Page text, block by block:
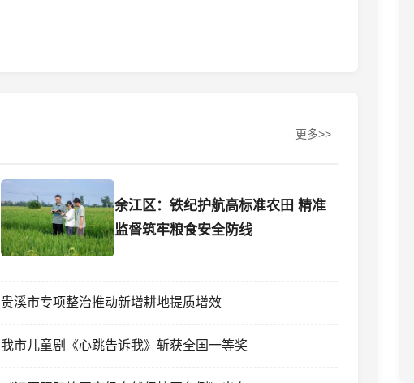
更多>>
余江区：铁纪护航高标准农田 精准
监督筑牢粮食安全防线
贵溪市专项整治推动新增耕地提质增效
我市儿童剧《心跳告诉我》斩获全国一等奖